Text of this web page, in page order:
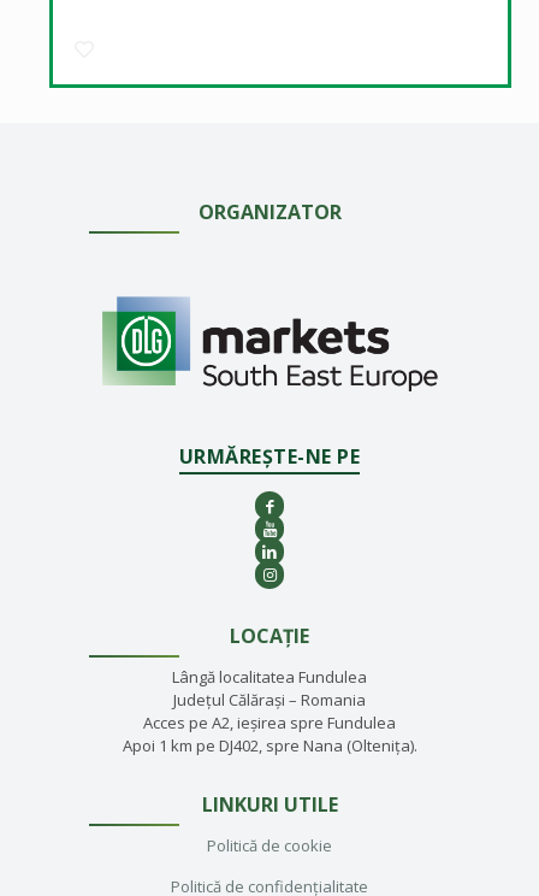
ORGANIZATOR
URMĂREȘTE-NE PE
LOCAȚIE
Lângă localitatea Fundulea
Județul Călărași – Romania
Acces pe A2, ieșirea spre Fundulea
Apoi 1 km pe DJ402, spre Nana (Oltenița).
LINKURI UTILE
Politică de cookie
Politică de confidențialitate